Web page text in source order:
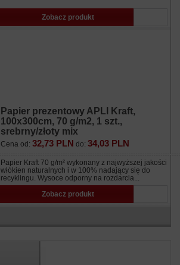
Zobacz produkt
Papier prezentowy APLI Kraft,
100x300cm, 70 g/m2, 1 szt.,
srebrny/złoty mix
Cena od: 32,73 PLN do: 34,03 PLN
Papier Kraft 70 g/m² wykonany z najwyższej jakości
włókien naturalnych i w 100% nadający się do
recyklingu. Wysoce odporny na rozdarcia...
Zobacz produkt